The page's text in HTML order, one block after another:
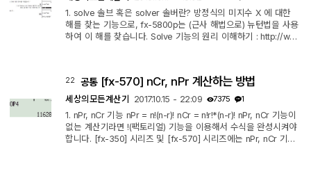
1. solve 솔브 혹은 solver 솔버란? 방정식의 미지수 X 에 대한
해를 찾는 기능으로, fx-5800p는 (근사 해법으로) 뉴턴법을 사용
하여 이 해를 찾습니다. Solve 기능의 원리 이해하기 : http://ww
를 찾아야 합니다. 2. solve 지원 형식 형식1 : Y= f(X) 형식2 : f
(X) = g(A,B,C) 형식3 : f(X,Y) f(X,Y) = 0 꼴로 간주 됨 3. solve
22 공통 [fx-570] nCr, nPr 계산하는 방법
세상의모든계산기 2017.10.15 - 22:09 7375 1
1. nPr, nCr 기능 nPr = n!(n-r)! nCr = n!r!*(n-r)! nPr, nCr 기능이
없는 계산기라면 !(팩토리얼) 기능을 이용해서 수식을 완성시켜야
합니다. [fx-350] 시리즈 및 [fx-570] 시리즈에는 nPr, nCr 기능